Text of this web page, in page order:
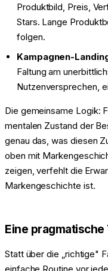
Produktbild, Preis,
Stars. Lange
folgen.
Kampagnen-
Faltung am
Nutzenversprechen,
Die gemeinsame Logik:
mentalen Zustand der
genau das, was diesen
oben mit
zeigen, verfehlt die
Markengeschichte ist.
Eine
Statt über die „richtige"